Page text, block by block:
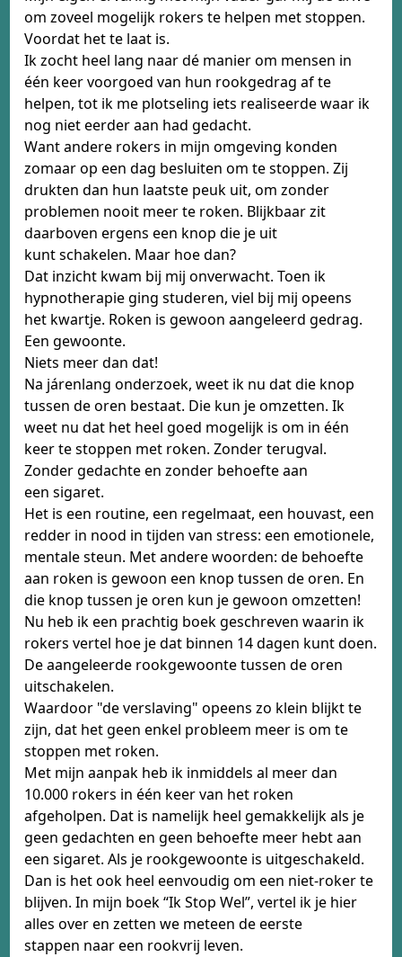
om zoveel mogelijk rokers te helpen met stoppen.
Voordat het te laat is.
Ik zocht heel lang naar dé manier om mensen in
één keer voorgoed van hun rookgedrag af te
helpen, tot ik me plotseling iets realiseerde waar ik
nog niet eerder aan had gedacht.
Want andere rokers in mijn omgeving konden
zomaar op een dag besluiten om te stoppen. Zij
drukten dan hun laatste peuk uit, om zonder
problemen nooit meer te roken. Blijkbaar zit
daarboven ergens een knop die je uit
kunt schakelen. Maar hoe dan?
​​​​Dat inzicht kwam bij mij onverwacht. Toen ik
hypnotherapie ging studeren, viel bij mij opeens
het kwartje. Roken is gewoon aangeleerd gedrag.
Een gewoonte.
Niets meer dan dat!
Na járenlang onderzoek, weet ik nu dat die knop
tussen de oren bestaat. Die kun je omzetten. Ik
weet nu dat het heel goed mogelijk is om in één
keer te stoppen met roken. Zonder terugval.
Zonder gedachte en zonder behoefte aan
een sigaret.
Het is een routine, een regelmaat, een houvast, een
redder in nood in tijden van stress: een emotionele,
mentale steun. Met andere woorden: de behoefte
aan roken is gewoon een knop tussen de oren. En
die knop tussen je oren kun je gewoon omzetten!
Nu heb ik een prachtig boek geschreven waarin ik
rokers vertel hoe je dat binnen 14 dagen kunt doen.
De aangeleerde rookgewoonte tussen de oren
uitschakelen.
Waardoor "de verslaving" opeens zo klein blijkt te
zijn, dat het geen enkel probleem meer is om te
stoppen met roken.
Met mijn aanpak heb ik inmiddels al meer dan
10.000 rokers in één keer van het roken
afgeholpen. Dat is namelijk heel gemakkelijk als je
geen gedachten en geen behoefte meer hebt aan
een sigaret. Als je rookgewoonte is uitgeschakeld.
Dan is het ook heel eenvoudig om een niet-roker te
blijven. In mijn boek “Ik Stop Wel”, vertel ik je hier
alles over en zetten we meteen de eerste
stappen naar een rookvrij leven.